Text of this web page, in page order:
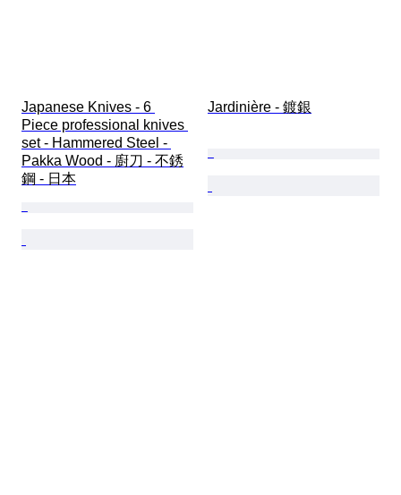
Japanese Knives - 6
Piece professional knives
set - Hammered Steel -
Pakka Wood - 廚刀 - 不銹
鋼 - 日本
Jardinière - 鍍銀